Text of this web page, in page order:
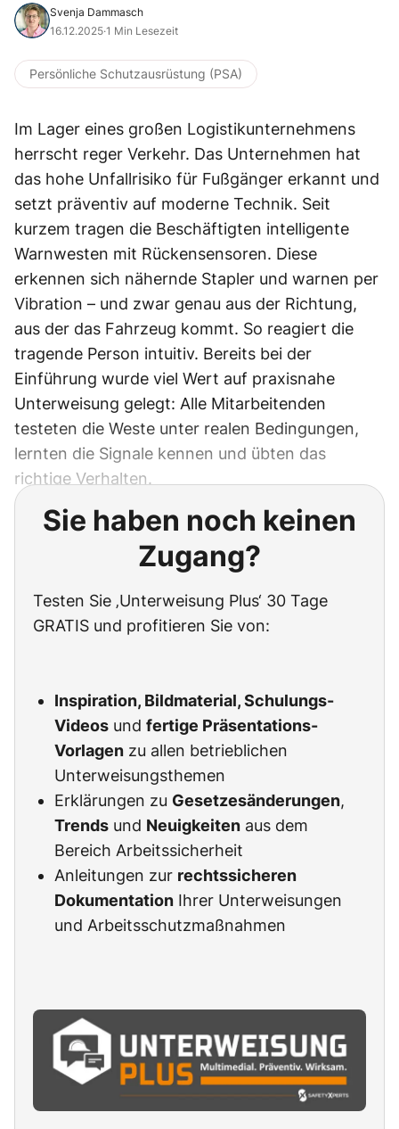
Svenja Dammasch
16.12.2025·1 Min Lesezeit
Persönliche Schutzausrüstung (PSA)
Im Lager eines großen Logistikunternehmens
herrscht reger Verkehr. Das Unternehmen hat
das hohe Unfallrisiko für Fußgänger erkannt und
setzt präventiv auf moderne Technik. Seit
kurzem tragen die Beschäftigten intelligente
Warnwesten mit Rückensensoren. Diese
erkennen sich nähernde Stapler und warnen per
Vibration – und zwar genau aus der Richtung,
aus der das Fahrzeug kommt. So reagiert die
tragende Person intuitiv. Bereits bei der
Einführung wurde viel Wert auf praxisnahe
Unterweisung gelegt: Alle Mitarbeitenden
testeten die Weste unter realen Bedingungen,
lernten die Signale kennen und übten das
richtige Verhalten.
Sie haben noch keinen
Zugang?
Testen Sie ‚Unterweisung Plus‘ 30 Tage
GRATIS und profitieren Sie von:
Inspiration, Bildmaterial, Schulungs-
Videos und fertige Präsentations-
Vorlagen zu allen betrieblichen
Unterweisungsthemen
Erklärungen zu Gesetzesänderungen,
Trends und Neuigkeiten aus dem
Bereich Arbeitssicherheit
Anleitungen zur rechtssicheren
Dokumentation Ihrer Unterweisungen
und Arbeitsschutzmaßnahmen